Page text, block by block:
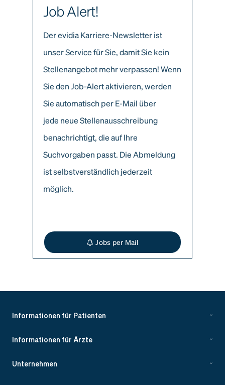
Job Alert!
Der evidia Karriere-Newsletter ist
unser Service für Sie, damit Sie kein
Stellenangebot mehr verpassen! Wenn
Sie den Job-Alert aktivieren, werden
Sie automatisch per E-Mail über
jede neue Stellenausschreibung
benachrichtigt, die auf Ihre
Suchvorgaben passt. Die Abmeldung
ist selbstverständlich jederzeit
möglich.
Jobs per Mail
Informationen für Patienten
Informationen für Ärzte
Unternehmen